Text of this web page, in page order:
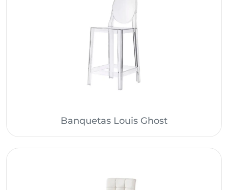
Banquetas Louis Ghost